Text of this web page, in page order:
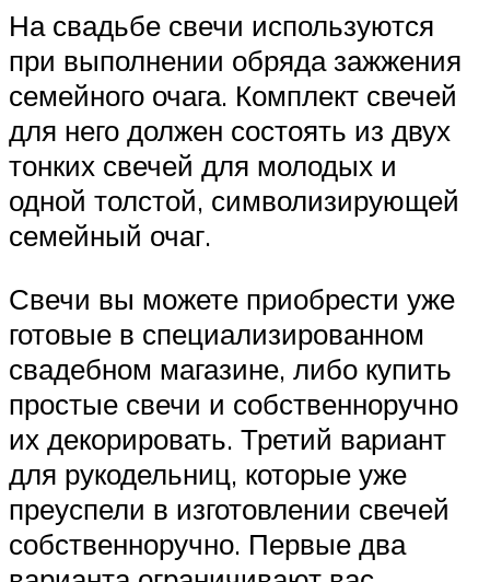
На свадьбе свечи используются
при выполнении обряда зажжения
семейного очага. Комплект свечей
для него должен состоять из двух
тонких свечей для молодых и
одной толстой, символизирующей
семейный очаг.
Свечи вы можете приобрести уже
готовые в специализированном
свадебном магазине, либо купить
простые свечи и собственноручно
их декорировать. Третий вариант
для рукодельниц, которые уже
преуспели в изготовлении свечей
собственноручно. Первые два